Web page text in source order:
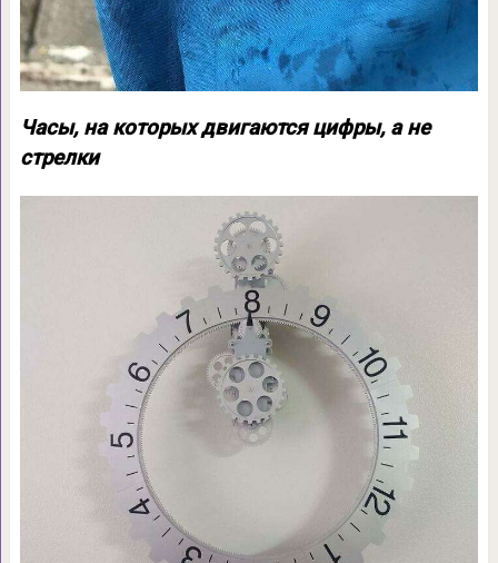
Часы, на которых двигаются цифры, а не
стрелки